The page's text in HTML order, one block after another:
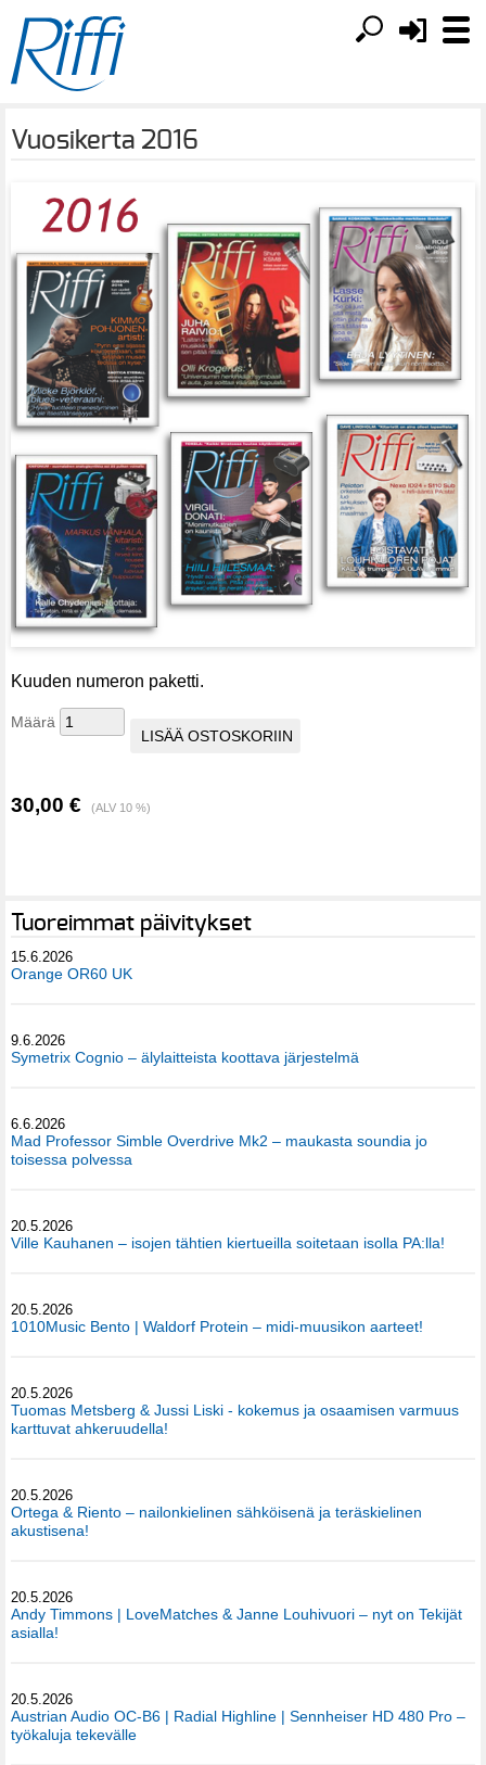
Vuosikerta 2016
Kuuden numeron paketti.
Määrä
30,00 € (ALV 10 %)
Tuoreimmat päivitykset
15.6.2026
Orange OR60 UK
9.6.2026
Symetrix Cognio – älylaitteista koottava järjestelmä
6.6.2026
Mad Professor Simble Overdrive Mk2 – maukasta soundia jo
toisessa polvessa
20.5.2026
Ville Kauhanen – isojen tähtien kiertueilla soitetaan isolla PA:lla!
20.5.2026
1010Music Bento | Waldorf Protein – midi-muusikon aarteet!
20.5.2026
Tuomas Metsberg & Jussi Liski - kokemus ja osaamisen varmuus
karttuvat ahkeruudella!
20.5.2026
Ortega & Riento – nailonkielinen sähköisenä ja teräskielinen
akustisena!
20.5.2026
Andy Timmons | LoveMatches & Janne Louhivuori – nyt on Tekijät
asialla!
20.5.2026
Austrian Audio OC-B6 | Radial Highline | Sennheiser HD 480 Pro –
työkaluja tekevälle